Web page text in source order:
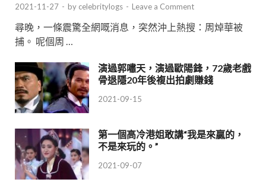
2021-11-27 - by celebritylogs - Leave a Comment
尋晚，一條震驚全網嘅消息，突然沖上熱搜：周焯華被
捕。 呢個周 …
演過郭嘯天，演過歐陽鋒，72歲老戲
骨退隱20年後複出拍劇賺錢
2021-09-15
第一個高冷港姐敢講“我是來贏的，
不是來玩的。”
2021-09-07